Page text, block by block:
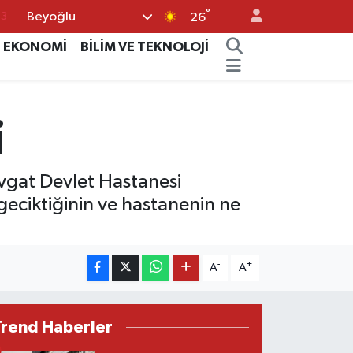
Beyoğlu 26°
EKONOMİ
BİLİM VE TEKNOLOJİ
Devlet Hastanesi
ve hastanenin ne
A- A+
Haberler